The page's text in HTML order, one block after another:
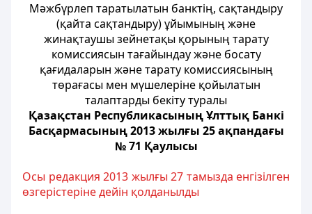
Мәжбүрлеп таратылатын банктің, сақтандыру
(қайта сақтандыру) ұйымының және
жинақтаушы зейнетақы қорының тарату
комиссиясын тағайындау және босату
қағидаларын және тарату комиссиясының
төрағасы мен мүшелеріне қойылатын
талаптарды бекіту туралы
Қазақстан Республикасының Ұлттық Банкі
Басқармасының 2013 жылғы 25 ақпандағы
№ 71 Қаулысы
Осы редакция 2013 жылғы 27 тамызда енгізілген
өзгерістеріне дейін қолданылды